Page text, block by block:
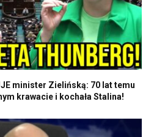
minister Zielińską: 70 lat temu
krawacie i kochała Stalina!